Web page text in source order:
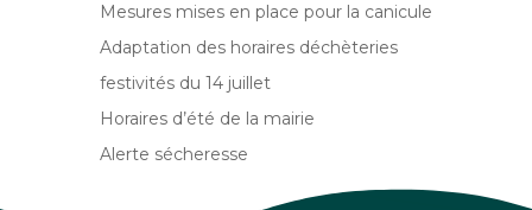
Mesures mises en place pour la canicule
Adaptation des horaires déchèteries
festivités du 14 juillet
Horaires d’été de la mairie
Alerte sécheresse